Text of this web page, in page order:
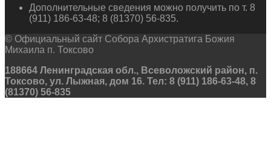
Дополнительные сведения можно получить по т. 8
(911) 186-63-48; 8 (81370) 56-835.
© Официальный сайт Собора Архистратига Божия
Михаила п. Токсово
188664 Ленинградская обл., Всеволожский район, п.
Токсово, ул. Лыжная, дом 16. Тел: 8 (911) 186-63-48, 8
(81370) 56-835